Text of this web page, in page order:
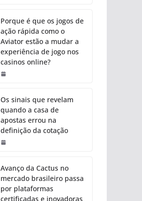
Porque é que os jogos de
ação rápida como o
Aviator estão a mudar a
experiência de jogo nos
casinos online?
Os sinais que revelam
quando a casa de
apostas errou na
definição da cotação
Avanço da Cactus no
mercado brasileiro passa
por plataformas
certificadas e inovadoras